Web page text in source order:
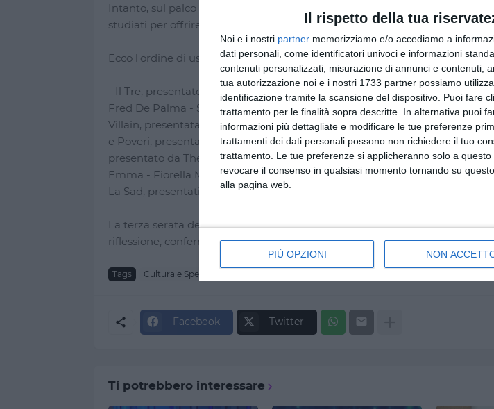
Il rispetto della tua
Noi e i nostri partner memorizziamo e/o accediamo a
dati personali, come identificatori univoci e informazioni
contenuti personalizzati, misurazione di annunci e contenuti,
tua autorizzazione noi e i nostri 1733 partner possiamo
identificazione tramite la scansione del dispositivo. Puoi fare
trattamento per le finalità sopra descritte. In alternativa puoi
informazioni più dettagliate e modificare le tue preferenze
trattamenti dei dati personali possono non richiedere il tuo
trattamento. Le tue preferenze si applicheranno solo a
revocare il consenso in qualsiasi momento tornando su
alla pagina web.
PIÙ OPZIONI NON
Intanto, sul palco si sono esibiti i cantanti in gara, con un ordine di uscita e
studiati per offrire al pubblico una varietà di stili e performance.
Ecco l'ordine di uscita e gli accoppiamenti dei cantanti in gara:
- Il Tre, presentato da Loredana Bertè - Maninni, presentato da Alfa -
Fred De Palma - Santi Francesi, presentati da Clara - Mr.Rain, presentato
Villain, presentata da Gazzelle - Alessandra Amoroso, presentata da
e Poveri, presentati da BigMama - Angelina Mango, presentata da Irama -
presentato da The Kolors - Ghali, presentato da Mahmood - Negramaro,
Emma - Fiorella Mannoia, presentata da Annalisa - Sangiovanni,
La Sad, presentati da Geolier
La terza serata del Festival di Sanremo ha offerto un mix di spettacolo,
riflessione, confermando il suo ruolo di evento culturale di rilievo nel
Tags Cultura e Spettacoli
Facebook Twitter
Ti potrebbero interessare